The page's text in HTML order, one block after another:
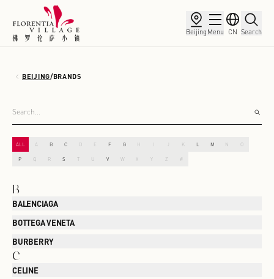
Beijing Menu CN Search
BEIJING/BRANDS
ALL A B C D E F G H K L M N O
P Q R S T U V W X Y Z #
B
BALENCIAGA
BOTTEGA VENETA
BURBERRY
C
CELINE